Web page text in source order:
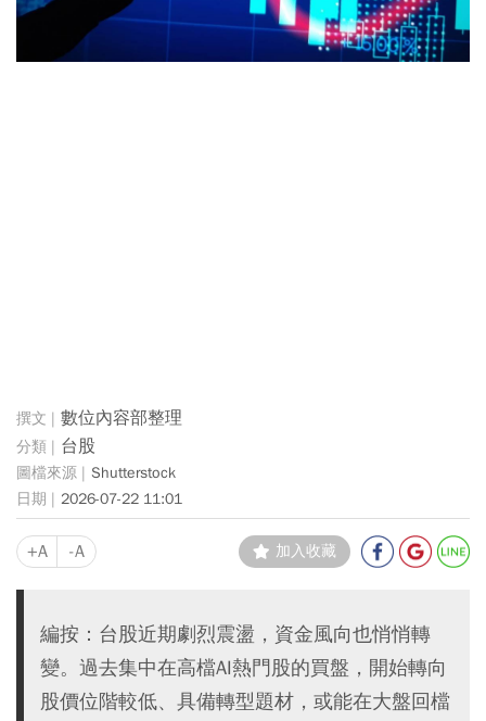
數位內容部整理
台股
Shutterstock
2026-07-22 11:01
+A -A 加入收藏
編按：台股近期劇烈震盪，資金風向也悄悄轉
變。過去集中在高檔AI熱門股的買盤，開始轉向
股價位階較低、具備轉型題材，或能在大盤回檔